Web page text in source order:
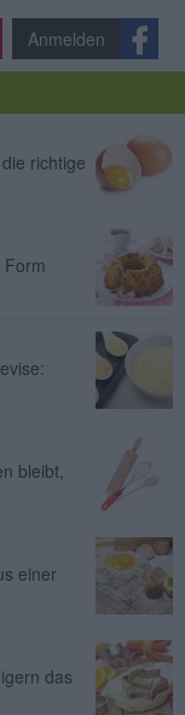
Anmelden
richtige
Form
bleibt,
einer
das